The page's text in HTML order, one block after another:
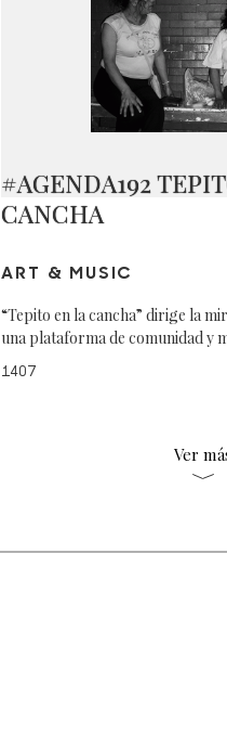
#AGENDA192
CANCHA
ART & MUSIC
“Tepito en la cancha” dirige la
una plataforma de comunidad y
1407
Ver